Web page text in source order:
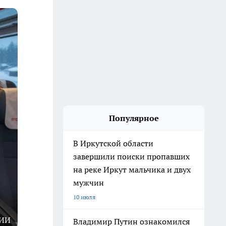
Популярное
В Иркутской области
завершили поиски пропавших
на реке Иркут мальчика и двух
мужчин
10 июля
Владимир Путин ознакомился